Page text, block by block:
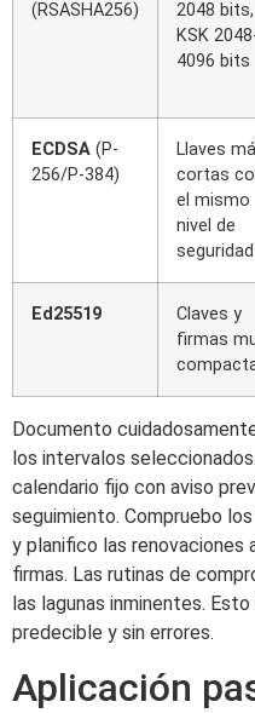
(RSASHA256)
2048 bits,
KSK
4096 bits
ECDSA (P-
256/P-384)
Llaves
cortas
el mismo
nivel de
seguridad
Ed25519
Claves y
firmas
Documento
los intervalos
calendario fijo con aviso
seguimiento. Compruebo
y planifico las renovaciones
firmas. Las rutinas de
las lagunas inminentes.
predecible y sin errores.
Aplicación